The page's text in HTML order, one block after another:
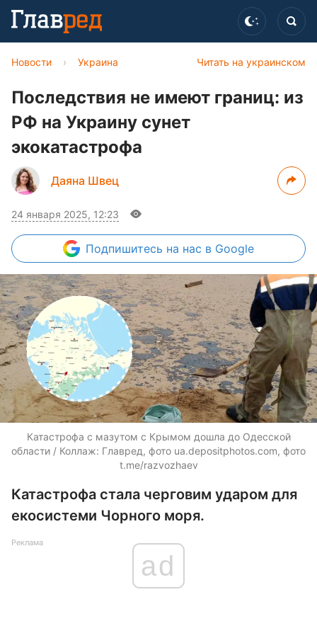
Читать на украинском
Новости › Украина
Последствия не имеют границ: из
РФ на Украину сунет
экокатастрофа
Даяна Швец
24 января 2025, 12:23
Подпишитесь на нас в Google
Катастрофа с мазутом с Крымом дошла до Одесской
области / Коллаж: Главред, фото ua.depositphotos.com, фото
t.me/razvozhaev
Катастрофа стала черговим ударом для
екосистеми Чорного моря.
Реклама
ad